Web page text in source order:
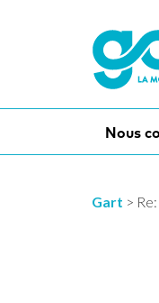
Nous
Gart >